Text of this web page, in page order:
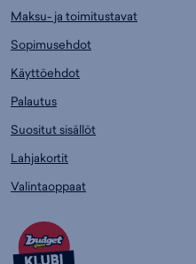
Maksu- ja toimitustavat
Sopimusehdot
Käyttöehdot
Palautus
Suositut sisällöt
Lahjakortit
Valintaoppaat